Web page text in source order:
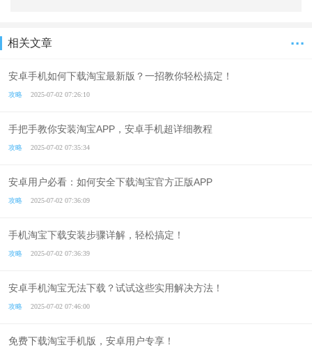
···
相关文章
安卓手机如何下载淘宝最新版？一招教你轻松搞定！
攻略 2025-07-02 07:26:10
手把手教你安装淘宝APP，安卓手机超详细教程
攻略 2025-07-02 07:35:34
安卓用户必看：如何安全下载淘宝官方正版APP
攻略 2025-07-02 07:36:09
手机淘宝下载安装步骤详解，轻松搞定！
攻略 2025-07-02 07:36:39
安卓手机淘宝无法下载？试试这些实用解决方法！
攻略 2025-07-02 07:46:00
免费下载淘宝手机版，安卓用户专享！